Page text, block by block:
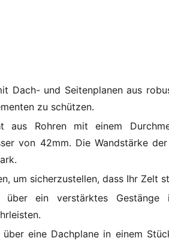
Dach- und Seitenplanen aus
zu schützen.
aus Rohren mit einem
von 42mm. Die Wandstärke
um sicherzustellen, dass Ihr Zelt
ein verstärktes Gestänge
eine Dachplane in einem